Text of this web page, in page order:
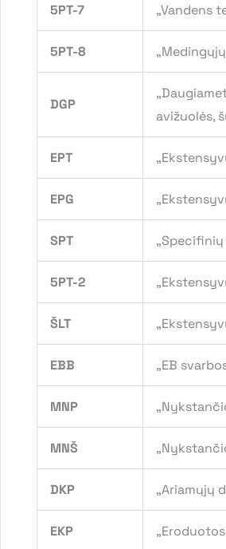
5PT-7 „Vandens
5PT-8
DGP
avižuolės,
EPT
EPG
SPT
5PT-2
ŠLT
EBB „EB
MNP
MNŠ
DKP „Ariamųjų
EKP